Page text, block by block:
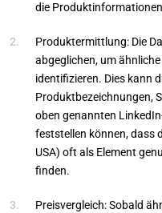
die
Produktermittlung: Die
abgeglichen, um
identifizieren. Dies kann
Produktbezeichnungen,
oben genannten
feststellen können, dass
USA) oft als Element
finden.
Preisvergleich: Sobald